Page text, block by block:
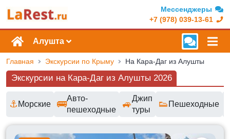
Мессенджеры
+7 (978) 039-13-61
Алушта
Главная Экскурсии по Крыму На Кара-Даг из Алушты
Экскурсии на Кара-Даг из Алушты 2026
⚓Морские 🚌
Авто-
пешеходные
🚙
Джип
туры
👟 Пешеходные
Доступные маршруты и цены